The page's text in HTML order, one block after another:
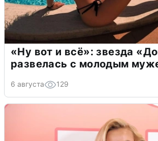
«Ну вот и всё»: звезда
развелась с молодым
6 августа 129